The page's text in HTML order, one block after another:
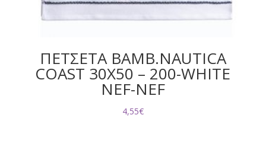
ΠΕΤΣΕΤΑ ΒΑΜΒ.NAUTICA
COAST 30X50 – 200-WHITE
NEF-NEF
4,55€